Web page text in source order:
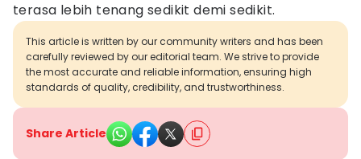
terasa lebih tenang sedikit demi sedikit.
This article is written by our community writers and has been
carefully reviewed by our editorial team. We strive to provide
the most accurate and reliable information, ensuring high
standards of quality, credibility, and trustworthiness.
Share Article